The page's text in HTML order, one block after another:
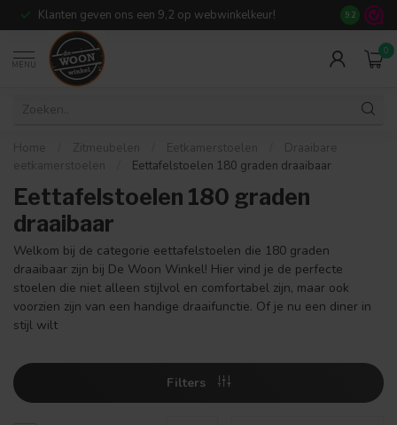
Klanten geven ons een 9,2 op webwinkelkeur! Meer dan
9.2
MENU
0
Home Zitmeubelen Eetkamerstoelen
Draaibare
eetkamerstoelen
Eettafelstoelen 180 graden draaibaar
Eettafelstoelen 180 graden
draaibaar
Welkom bij de categorie eettafelstoelen die 180 graden
draaibaar zijn bij De Woon Winkel! Hier vind je de perfecte
stoelen die niet alleen stijlvol en comfortabel zijn, maar ook
voorzien zijn van een handige draaifunctie. Of je nu een diner in
stijl wilt
Filters